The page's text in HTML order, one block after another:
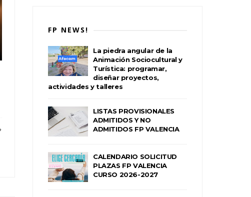
FP NEWS!
La piedra angular de la
Animación Sociocultural y
Turística: programar,
diseñar proyectos,
actividades y talleres
LISTAS PROVISIONALES
ADMITIDOS Y NO
ADMITIDOS FP VALENCIA
CALENDARIO SOLICITUD
PLAZAS FP VALENCIA
CURSO 2026-2027